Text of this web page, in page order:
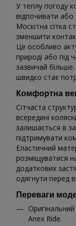
У теплу погоду
відпочивати або
Москітна сітка
зменшити
Це особливо
природі або під
зазвичай
швидко стає
Комфортна
Сітчаста
всередині
залишається в
підтримувати
Еластичний
розміщуватися
додаткових
одягнути перед
Переваги
Anex Ride.